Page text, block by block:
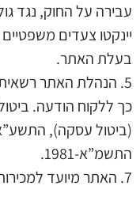
עבירה על החוק, נגד
יינקטו צעדים משפטיים
בעלת האתר.
5. הנהלת האתר
כך ללקוח הודעה.
התשמ”א-1981.
7. האתר מיועד למכירות בישראל בלבד ואינו מוכר לחו”ל.